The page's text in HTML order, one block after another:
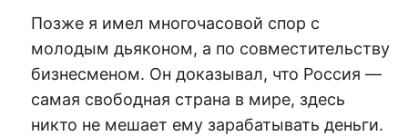
Позже я имел многочасовой спор с
молодым дьяконом, а по совместительству
бизнесменом. Он доказывал, что Россия —
самая свободная страна в мире, здесь
никто не мешает ему зарабатывать деньги.